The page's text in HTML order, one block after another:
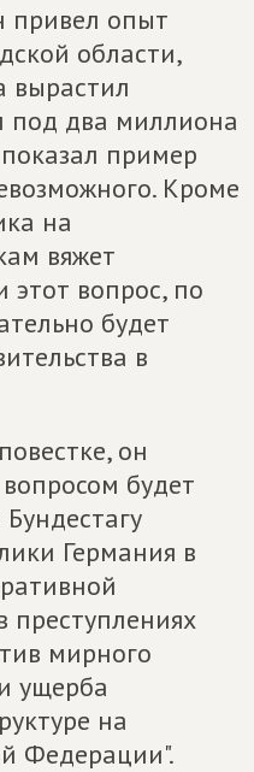
привел опыт
области,
вырастил
под два миллиона
пример
Кроме
на
вяжет
этот вопрос, по
будет
в
он
будет
Германия в
преступлениях
мирного
ущерба
на
Федерации".